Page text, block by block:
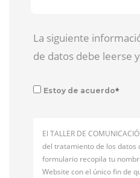
La siguiente
de datos debe leerse
Estoy de acuerdo*
El TALLER DE
del tratamiento de los datos
formulario recopila tu
Website con el único fin de